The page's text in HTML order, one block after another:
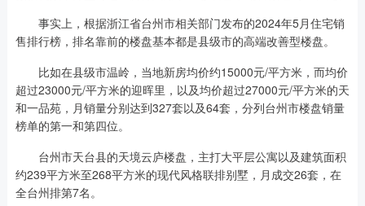
事实上，根据浙江省台州市相关部门发布的2024年5月住宅销
售排行榜，排名靠前的楼盘基本都是县级市的高端改善型楼盘。
比如在县级市温岭，当地新房均价约15000元/平方米，而均价
超过23000元/平方米的迎晖里，以及均价超过27000元/平方米的天
和一品苑，月销量分别达到327套以及64套，分列台州市楼盘销量
榜单的第一和第四位。
台州市天台县的天境云庐楼盘，主打大平层公寓以及建筑面积
约239平方米至268平方米的现代风格联排别墅，月成交26套，在
全台州排第7名。